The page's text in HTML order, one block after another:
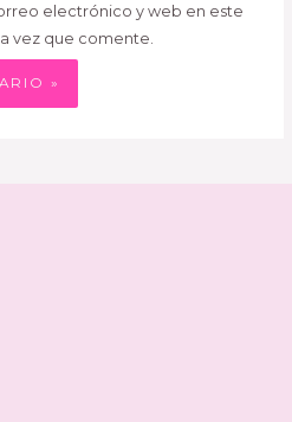
electrónico y web en este
vez que comente.